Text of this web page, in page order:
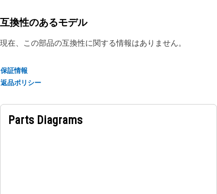
互換性のあるモデル
現在、この部品の互換性に関する情報はありません。
保証情報
返品ポリシー
Parts Diagrams